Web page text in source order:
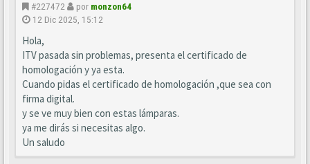
#227472 por monzon64
12 Dic 2025, 15:12
Hola,
ITV pasada sin problemas, presenta el certificado de
homologación y ya esta.
Cuando pidas el certificado de homologación ,que sea con
firma digital.
y se ve muy bien con estas lámparas.
ya me dirás si necesitas algo.
Un saludo